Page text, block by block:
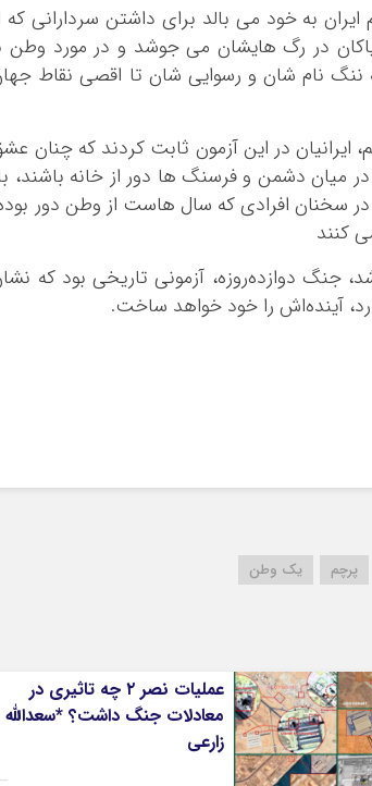
هرمزگان
همدان
به خود می بالد برای داشتن سردارانی که
در رگ هایشان می جوشد و در مورد وطن
نام شان و رسوایی شان تا اقصی نقاط
ایرانیان در این آزمون ثابت کردند که چنان
دشمن و فرسنگ ها دور از خانه باشند،
سخنان افرادی که سال هاست از وطن دور
کنند
جنگ دوازده‌روزه، آزمونی تاریخی بود که
آینده‌اش را خود خواهد ساخت.
پرچم یک وطن
عملیات نصر ۲ چه تاثیری در
معادلات جنگ داشت؟ *سعدالله
زارعی